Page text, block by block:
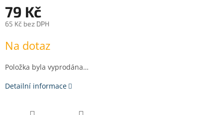
79 Kč
65 Kč bez DPH
cena:
Na dotaz
Položka byla vyprodána…
Detailní informace